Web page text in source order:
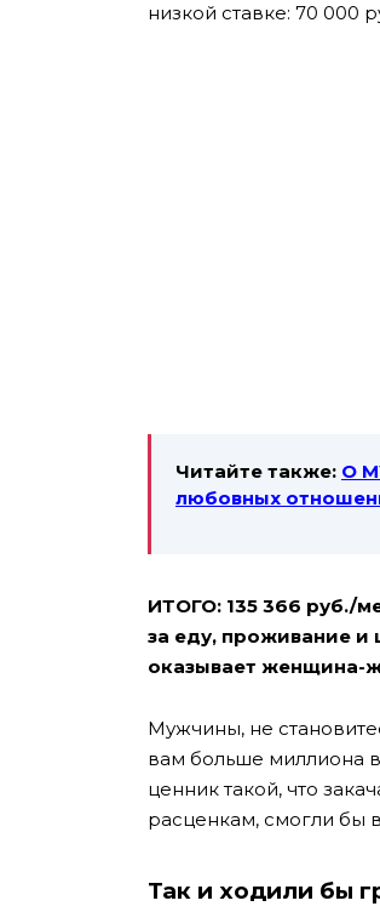
низкой ставке: 70 000
Читайте также: О
любовных
ИТОГО: 135 366 руб./
за еду, проживание и
оказывает женщина-
Мужчины, не
вам больше миллиона
ценник такой, что
расценкам, смогли бы
Так и ходили бы